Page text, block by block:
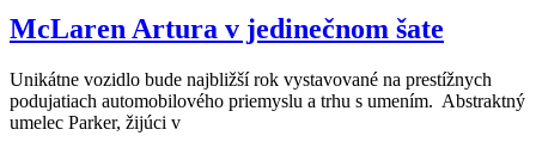
McLaren Artura v jedinečnom šate
Unikátne vozidlo bude najbližší rok vystavované na prestížnych
podujatiach automobilového priemyslu a trhu s umením. Abstraktný
umelec Parker, žijúci v